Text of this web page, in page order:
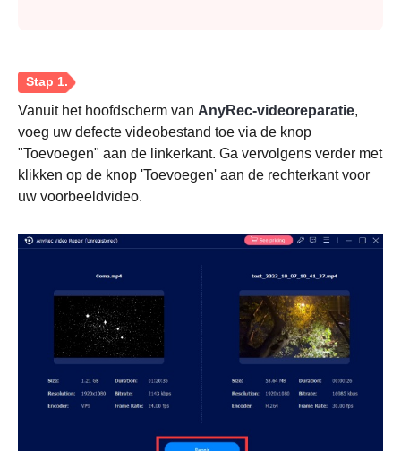
Vanuit het hoofdscherm van AnyRec-videoreparatie,
voeg uw defecte videobestand toe via de knop
"Toevoegen" aan de linkerkant. Ga vervolgens verder met
klikken op de knop 'Toevoegen' aan de rechterkant voor
uw voorbeeldvideo.